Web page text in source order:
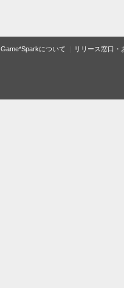
Game*Sparkについて リリース窓口・